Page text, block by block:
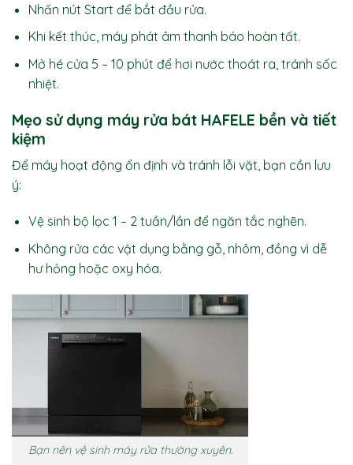
Nhấn nút Start để bắt đầu rửa.
Khi kết thúc, máy phát âm thanh báo hoàn tất.
Mở hé cửa 5 – 10 phút để hơi nước thoát ra, tránh sốc
nhiệt.
Mẹo sử dụng máy rửa bát HAFELE bền và tiết
kiệm
Để máy hoạt động ổn định và tránh lỗi vặt, bạn cần lưu
ý:
Vệ sinh bộ lọc 1 – 2 tuần/lần để ngăn tắc nghẽn.
Không rửa các vật dụng bằng gỗ, nhôm, đồng vì dễ
hư hỏng hoặc oxy hóa.
Bạn nên vệ sinh máy rửa thường xuyên.